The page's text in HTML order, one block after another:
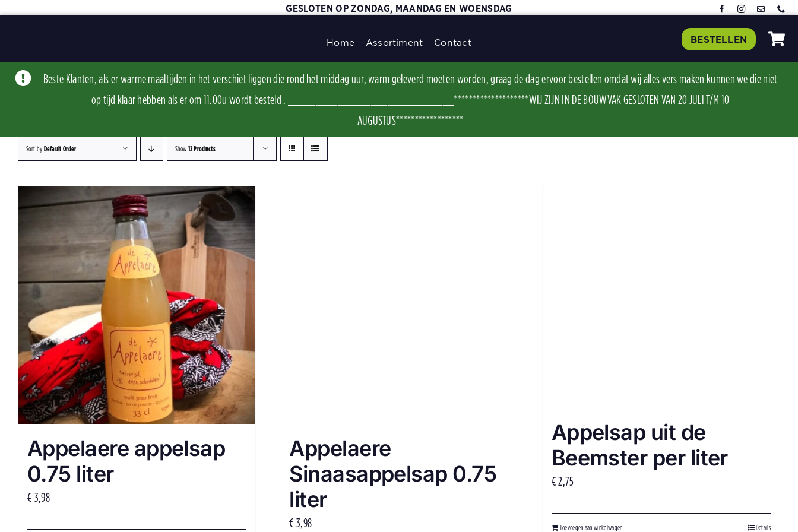
Skip
GESLOTEN OP ZONDAG, MAANDAG EN WOENSDAG
Home Assortiment Contact BESTELLEN
Beste Klanten, als er warme maaltijden in het verschiet liggen die rond het middag uur, warm geleverd moeten worden, graag de dag ervoor bestellen omdat wij alles vers maken kunnen we die niet
op tijd klaar hebben als er om 11.00u wordt besteld . ______________________________********************WIJ ZIJN IN DE BOUWVAK GESLOTEN VAN 20 JULI T/M 10
AUGUSTUS******************
Sort byDefault Order Show12 Products
Appelaere appelsap
0.75 liter
€3,98
Appelaere
Sinaasappelsap 0.75
liter
€3,98
Appelsap uit de
Beemster per liter
€2,75
Toevoegen aan winkelwagen Details